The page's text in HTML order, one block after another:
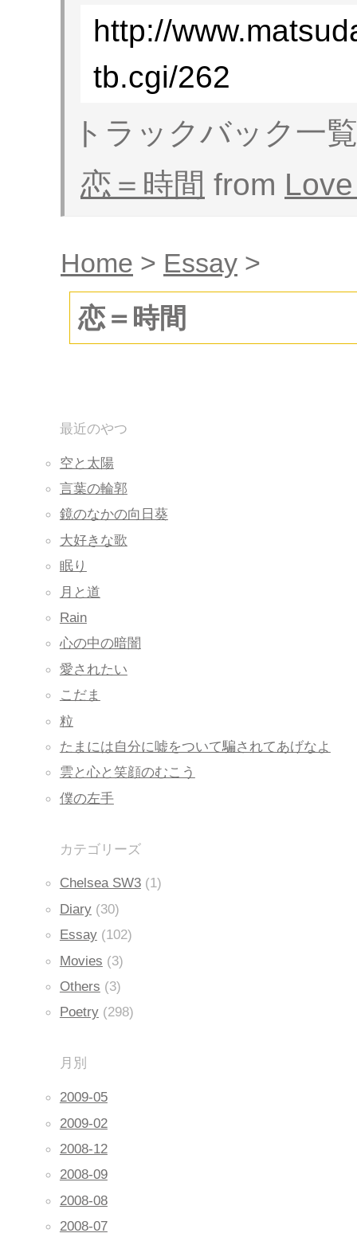
http://
tb.cgi/262
トラックバック一覧
恋＝時間 from
Home > Essay >
恋＝時間
最近のやつ
空と太陽
言葉の輪郭
鏡のなかの向日葵
大好きな歌
眠り
月と道
Rain
心の中の暗闇
愛されたい
こだま
粒
たまには自分に嘘をついて騙されてあげなよ
雲と心と笑顔のむこう
僕の左手
カテゴリーズ
Chelsea SW3(1)
Diary(30)
Essay(102)
Movies (3)
Others (3)
Poetry(298)
月別
2009-05
2009-02
2008-12
2008-09
2008-08
2008-07